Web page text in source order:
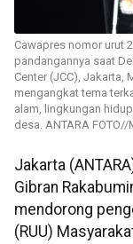
Cawapres nomor urut
pandangannya saat
Center (JCC), Jakarta,
mengangkat tema
alam, lingkungan
desa. ANTARA
Jakarta
Gibran
mendorong
(RUU)